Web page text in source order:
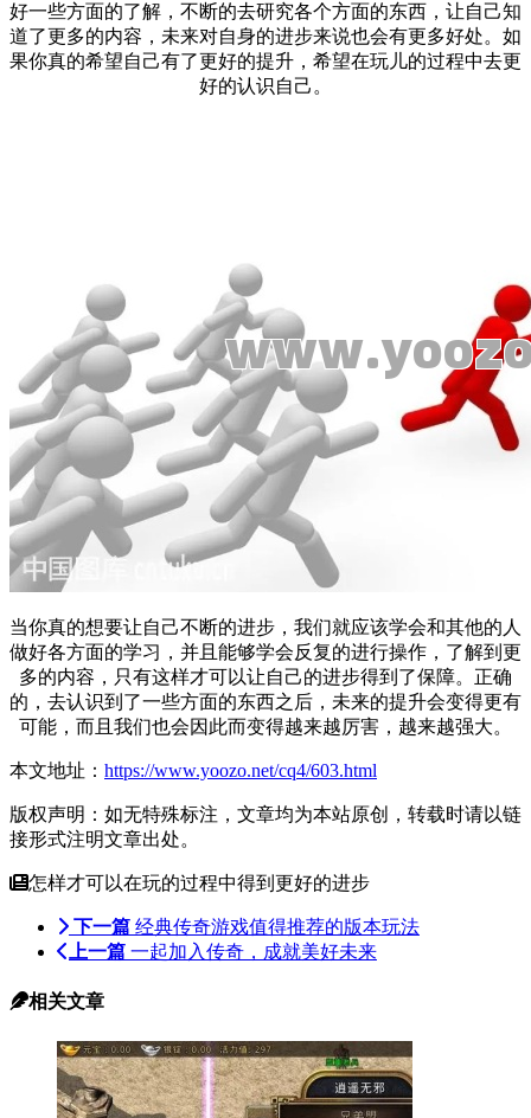
好一些方面的了解，不断的去研究各个方面的东西，让自己知
道了更多的内容，未来对自身的进步来说也会有更多好处。如
果你真的希望自己有了更好的提升，希望在玩儿的过程中去更
好的认识自己。
当你真的想要让自己不断的进步，我们就应该学会和其他的人
做好各方面的学习，并且能够学会反复的进行操作，了解到更
多的内容，只有这样才可以让自己的进步得到了保障。正确
的，去认识到了一些方面的东西之后，未来的提升会变得更有
可能，而且我们也会因此而变得越来越厉害，越来越强大。
本文地址： https://www.yoozo.net/cq4/603.html
版权声明：如无特殊标注，文章均为本站原创，转载时请以链
接形式注明文章出处。
怎样才可以在玩的过程中得到更好的进步
下一篇 经典传奇游戏值得推荐的版本玩法
上一篇 一起加入传奇，成就美好未来
相关文章